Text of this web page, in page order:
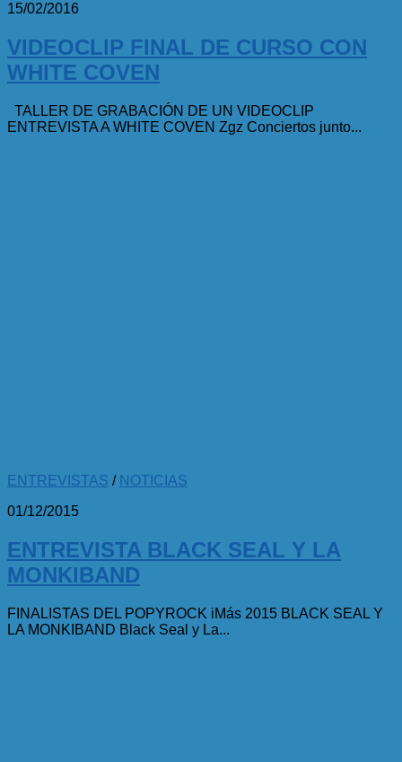
15/02/2016
VIDEOCLIP FINAL DE CURSO CON
WHITE COVEN
TALLER DE GRABACIÓN DE UN VIDEOCLIP
ENTREVISTA A WHITE COVEN Zgz Conciertos junto...
ENTREVISTAS / NOTICIAS
01/12/2015
ENTREVISTA BLACK SEAL Y LA
MONKIBAND
FINALISTAS DEL POPYROCK iMás 2015 BLACK SEAL Y
LA MONKIBAND Black Seal y La...